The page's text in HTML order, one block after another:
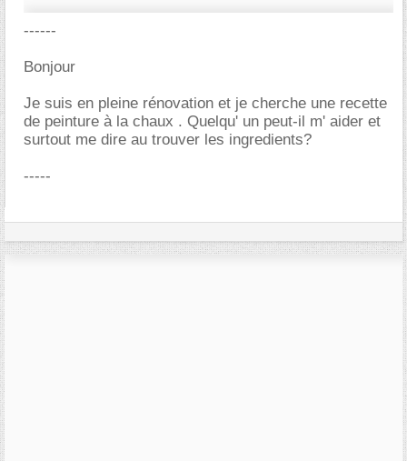
------
Bonjour
Je suis en pleine rénovation et je cherche une recette
de peinture à la chaux . Quelqu' un peut-il m' aider et
surtout me dire au trouver les ingredients?
-----